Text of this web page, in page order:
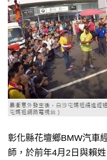
彰化縣花壇鄉BMW汽車
師，於前年4月2日與賴